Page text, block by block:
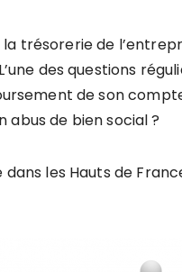
trésorerie de
des questions
de son
abus de bien social ?
les Hauts de